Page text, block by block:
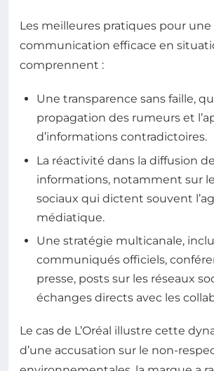
Les meilleures pratiques pour une
communication efficace en
comprennent :
Une transparence sans faille,
propagation des rumeurs et
d’informations contradictoires.
La réactivité dans la diffusion
informations, notamment sur
sociaux qui dictent souvent
médiatique.
Une stratégie multicanale,
communiqués officiels,
presse, posts sur les réseaux
échanges directs avec les
Le cas de L’Oréal illustre cette
d’une accusation sur le non-